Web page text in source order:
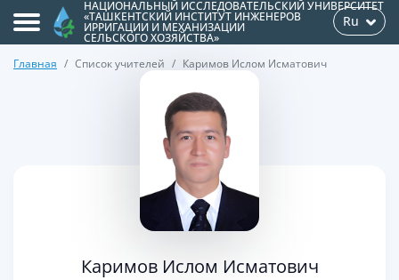
НАЦИОНАЛЬНЫЙ ИССЛЕДОВАТЕЛЬСКИЙ УНИВЕРСИТЕТ
«ТАШКЕНТСКИЙ ИНСТИТУТ ИНЖЕНЕРОВ
ИРРИГАЦИИ И МЕХАНИЗАЦИИ
СЕЛЬСКОГО ХОЗЯЙСТВА»
Ru
Главная Список учителей Каримов Ислом Исматович
Каримов Ислом Исматович